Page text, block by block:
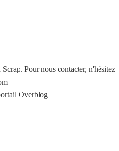
Pour nous contacter, n'hésitez
Overblog